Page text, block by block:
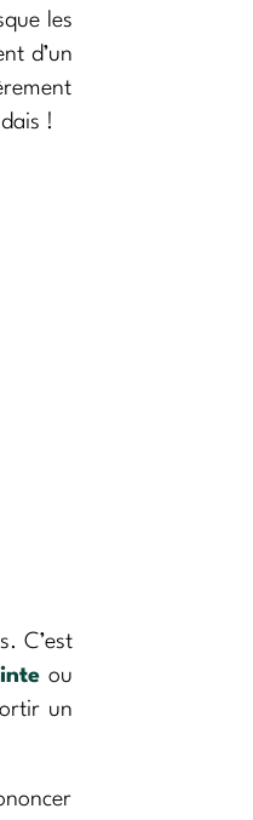
les
d’un
!
C’est
ou
un